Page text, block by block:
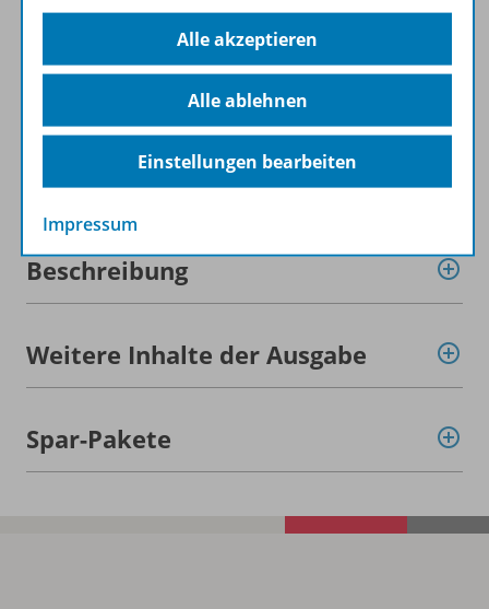
ZU DEN ABO-ANGEBOTEN
Informationen
Beschreibung
Weitere Inhalte der Ausgabe
Spar-Pakete
Alle akzeptieren
Alle ablehnen
Einstellungen bearbeiten
Impressum